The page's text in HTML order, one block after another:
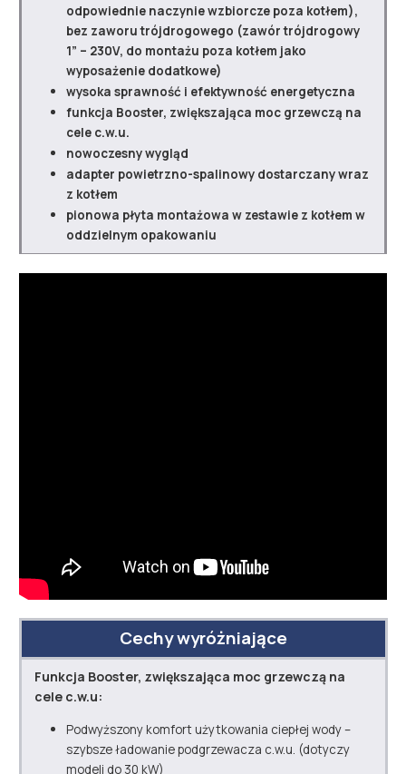
odpowiednie naczynie wzbiorcze poza kotłem),
bez zaworu trójdrogowego (zawór trójdrogowy
1” – 230V, do montażu poza kotłem jako
wyposażenie dodatkowe)
wysoka sprawność i efektywność energetyczna
funkcja Booster, zwiększająca moc grzewczą na
cele c.w.u.
nowoczesny wygląd
adapter powietrzno-spalinowy dostarczany wraz
z kotłem
pionowa płyta montażowa w zestawie z kotłem w
oddzielnym opakowaniu
Cechy wyróżniające
Funkcja Booster, zwiększająca moc grzewczą na
cele c.w.u:
Podwyższony komfort użytkowania ciepłej wody –
szybsze ładowanie podgrzewacza c.w.u. (dotyczy
modeli do 30 kW)